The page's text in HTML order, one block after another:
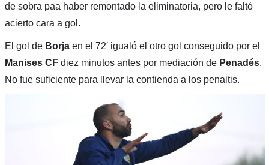
de sobra paa haber remontado la eliminatoria, pero le faltó
acierto cara a gol.
El gol de Borjaen el 72′ igualó el otro gol conseguido por el
Manises CFdiez minutos antes por mediación de Penadés.
No fue suficiente para llevar la contienda a los penaltis.